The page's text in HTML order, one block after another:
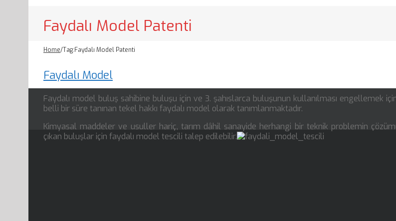
Faydalı Model Patenti
Home/Tag:Faydalı Model Patenti
Faydalı Model
Faydalı model buluş sahibine buluşu için ve 3. şahıslarca buluşunun kullanılması engellemek
belli bir süre tanınan tekel hakkı faydalı model olarak tanımlanmaktadır.
Kimyasal maddeler ve usuller hariç, tarım dâhil sanayide herhangi bir teknik problemin
çıkan buluşlar için faydalı model tescili talep edilebilir.